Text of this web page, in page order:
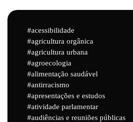
acessibilidade
agricultura orgânica
agricultura urbana
agroecologia
alimentação saudável
antirracismo
apresentações e estudos
atividade parlamentar
audiências e reuniões públicas